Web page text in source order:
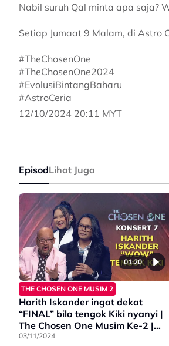
Nabil suruh Qal minta apa saja?
Setiap Jumaat 9 Malam, di Astro
#TheChosenOne
#TheChosenOne2024
#EvolusiBintangBaharu
#AstroCeria
12/10/2024 20:11 MYT
EpisodLihat Juga
01:20
THE CHOSEN ONE MUSIM 2
Harith Iskander ingat dekat
“FINAL” bila tengok Kiki nyanyi |
The Chosen One Musim Ke-2 |
Konsert 7
03/11/2024